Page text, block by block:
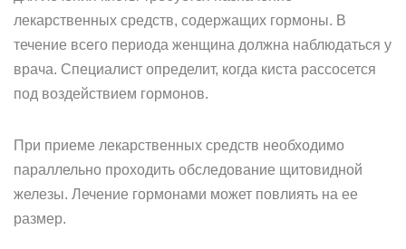
лекарственных средств, содержащих гормоны. В
течение всего периода женщина должна наблюдаться у
врача. Специалист определит, когда киста рассосется
под воздействием гормонов.
При приеме лекарственных средств необходимо
параллельно проходить обследование щитовидной
железы. Лечение гормонами может повлиять на ее
размер.